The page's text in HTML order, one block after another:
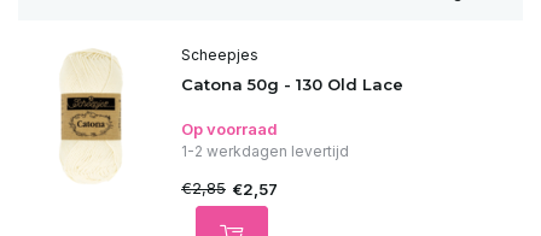
Scheepjes
Catona 50g - 130 Old Lace
Op voorraad
1-2 werkdagen levertijd
€2,85 €2,57